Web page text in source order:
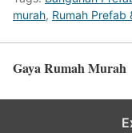
murah, Rumah Prefab
Gaya Rumah Murah